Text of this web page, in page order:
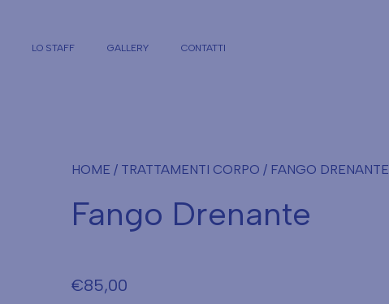
LO STAFF GALLERY CONTATTI
HOME / TRATTAMENTI CORPO / FANGO DRENANTE
Fango Drenante
€85,00